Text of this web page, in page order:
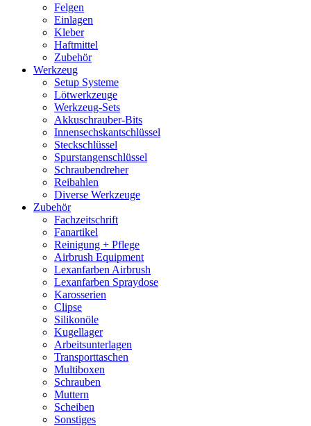
Felgen
Einlagen
Kleber
Haftmittel
Zubehör
Werkzeug
Setup Systeme
Lötwerkzeuge
Werkzeug-Sets
Akkuschrauber-Bits
Innensechskantschlüssel
Steckschlüssel
Spurstangenschlüssel
Schraubendreher
Reibahlen
Diverse Werkzeuge
Zubehör
Fachzeitschrift
Fanartikel
Reinigung + Pflege
Airbrush Equipment
Lexanfarben Airbrush
Lexanfarben Spraydose
Karosserien
Clipse
Silikonöle
Kugellager
Arbeitsunterlagen
Transporttaschen
Multiboxen
Schrauben
Muttern
Scheiben
Sonstiges